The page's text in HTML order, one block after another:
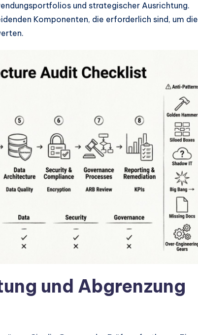
und strategischer Ausrichtung.
Komponenten, die erforderlich sind, um die
und Abgrenzung